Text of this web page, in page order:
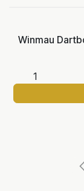
Winmau